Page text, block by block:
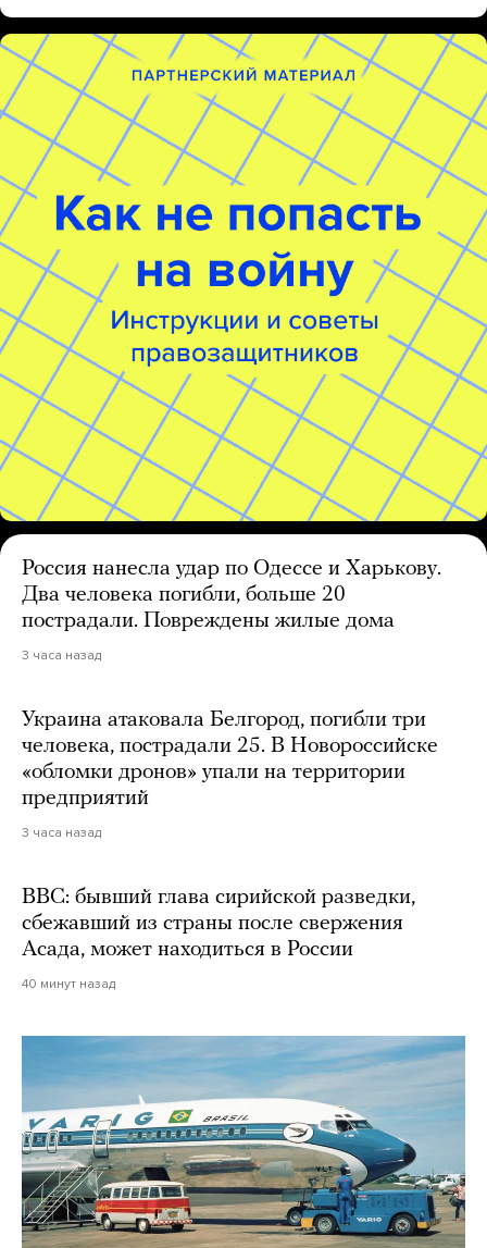
Россия нанесла удар по Одессе и Харькову.
Два человека погибли, больше 20
пострадали. Повреждены жилые дома
3 часа назад
Украина атаковала Белгород, погибли три
человека, пострадали 25. В Новороссийске
«обломки дронов» упали на территории
предприятий
3 часа назад
BBC: бывший глава сирийской разведки,
сбежавший из страны после свержения
Асада, может находиться в России
40 минут назад